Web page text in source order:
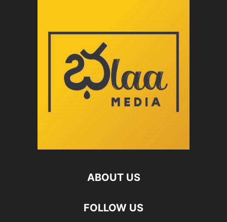
ABOUT US
FOLLOW US